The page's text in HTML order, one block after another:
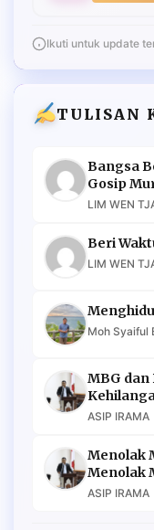
Ikuti untuk update
TULISAN
Bangsa
Gosip
LIM WEN
Beri
LIM WEN
Moh Syaiful
MBG
ASIP IRAMA
Menolak
Menolak
ASIP IRAMA